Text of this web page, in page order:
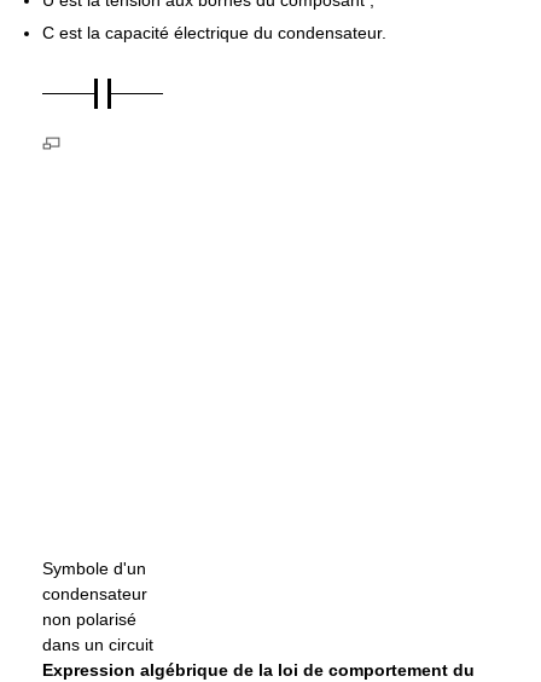
C est la capacité électrique du condensateur.
Symbole d'un
condensateur
non polarisé
dans un circuit
Expression algébrique de la loi de comportement du